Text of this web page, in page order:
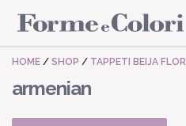
HOME / SHOP / TAPPETI BEIJA FLOR
armenian